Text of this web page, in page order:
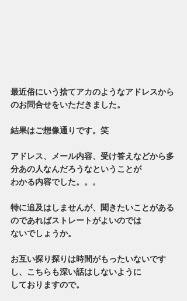
最近俗にいう捨てアカのようなアドレスから
のお問合せをいただきました。
結果はご想像通りです。笑
アドレス、メール内容、受け答えなどから多
分あの人なんだろうなということが
わかる内容でした。。。
特に追及はしませんが、聞きたいことがある
のであればストレートがよいのでは
ないでしょうか。
お互い探り探りは時間がもったいないです
し、こちらも深い話はしないように
しておりますので。